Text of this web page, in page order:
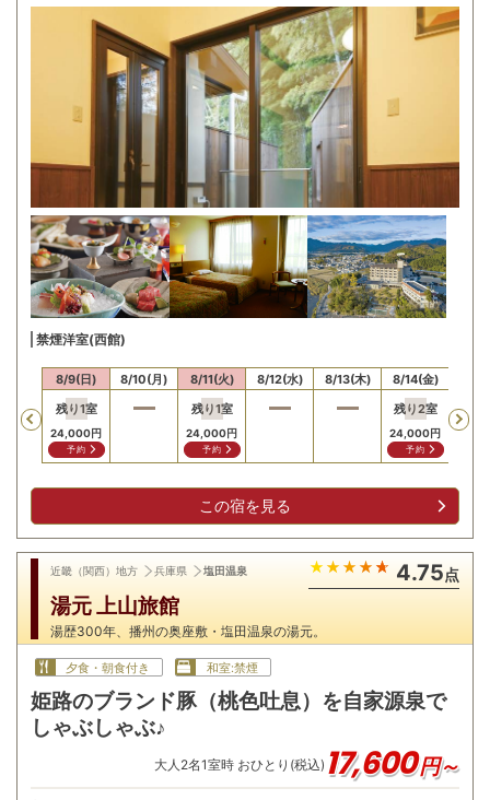
禁煙洋室(西館)
Previous
8/9(日)
残り1室
24,000円
予約
8/10(月)
8/11(火)
残り1室
24,000円
予約
8/12(水) 8/13(木)
8/14(金)
残り2室
24,000円
予約
残り
この宿を見る
近畿（関西）地方 兵庫県 塩田温泉 4.75点
湯元 上山旅館
湯歴300年、播州の奥座敷・塩田温泉の湯元。
夕食・朝食付き 和室:禁煙
姫路のブランド豚（桃色吐息）を自家源泉で
しゃぶしゃぶ♪
大人 2名1室時 おひとり(税込) 17,600円～